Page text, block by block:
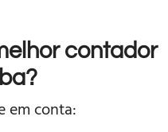
contador
em conta: